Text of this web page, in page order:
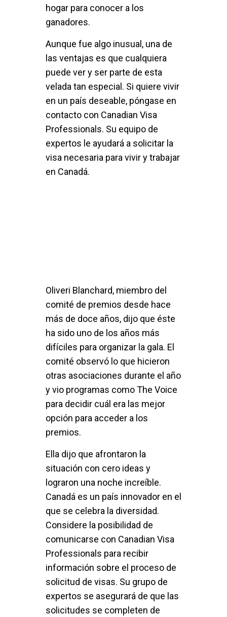
hogar para conocer a los
ganadores.
Aunque fue algo inusual, una de
las ventajas es que cualquiera
puede ver y ser parte de esta
velada tan especial. Si quiere vivir
en un país deseable, póngase en
contacto con Canadian Visa
Professionals. Su equipo de
expertos le ayudará a solicitar la
visa necesaria para vivir y trabajar
en Canadá.
Oliveri Blanchard, miembro del
comité de premios desde hace
más de doce años, dijo que éste
ha sido uno de los años más
difíciles para organizar la gala. El
comité observó lo que hicieron
otras asociaciones durante el año
y vio programas como The Voice
para decidir cuál era las mejor
opción para acceder a los
premios.
Ella dijo que afrontaron la
situación con cero ideas y
lograron una noche increíble.
Canadá es un país innovador en el
que se celebra la diversidad.
Considere la posibilidad de
comunicarse con Canadian Visa
Professionals para recibir
información sobre el proceso de
solicitud de visas. Su grupo de
expertos se asegurará de que las
solicitudes se completen de